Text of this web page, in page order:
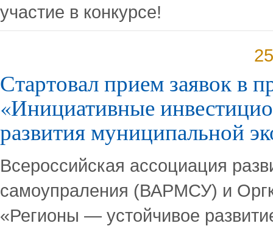
участие в конкурсе!
Стартовал прием заявок в
«Инициативные
развития муниципальной
Всероссийская ассоциация
самоупраления (ВАРМСУ) и
«Регионы — устойчивое